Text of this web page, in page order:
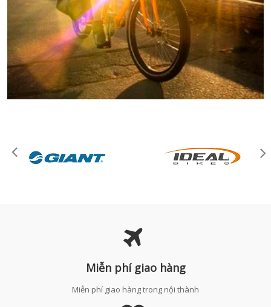
Miễn phí giao hàng
Miễn phí giao hàng trong nội thành